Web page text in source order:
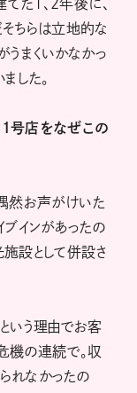
てた1、2年後に、
ちらは立地的な
うまくいかなかっ
した。
号店をなぜこの
然お声がけいた
ブインがあったの
設として併設さ
いう理由でお客
機の連続で。収
れなかったの